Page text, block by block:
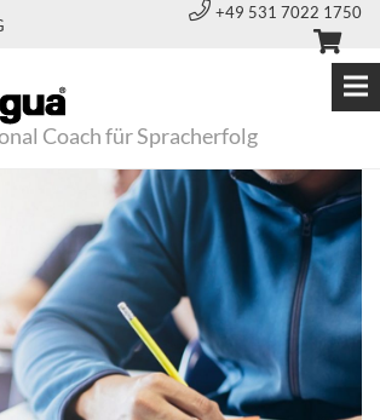
+49 531 7022 1750
Coach für Spracherfolg